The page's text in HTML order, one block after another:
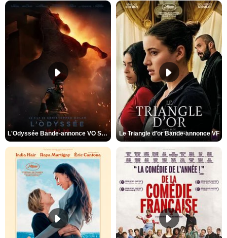
L'Odyssée Bande-annonce VO STFR Le Triangle d'or Bande-annonce VF